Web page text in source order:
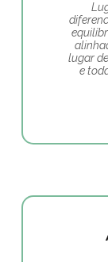
lugar
e